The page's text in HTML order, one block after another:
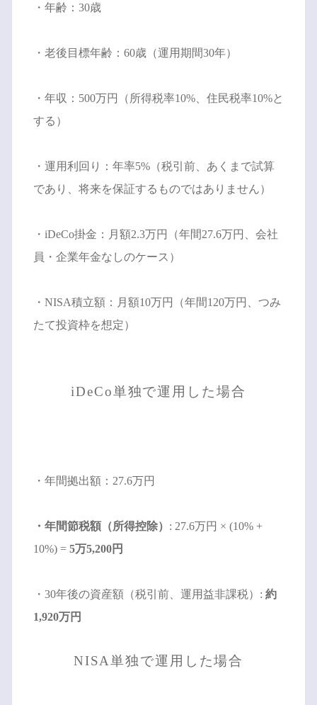
・年齢：30歳
・老後目標年齢：60歳（運用期間30年）
・年収：500万円（所得税率10%、住民税率10%と
する）
・運用利回り：年率5%（税引前、あくまで試算
であり、将来を保証するものではありません）
・iDeCo掛金：月額2.3万円（年間27.6万円、会社
員・企業年金なしのケース）
・NISA積立額：月額10万円（年間120万円、つみ
たて投資枠を想定）
iDeCo単独で運用した場合
・年間拠出額：27.6万円
・年間節税額（所得控除） : 27.6万円 × (10% +
10%) = 5万5,200円
・30年後の資産額（税引前、運用益非課税）: 約
1,920万円
NISA単独で運用した場合